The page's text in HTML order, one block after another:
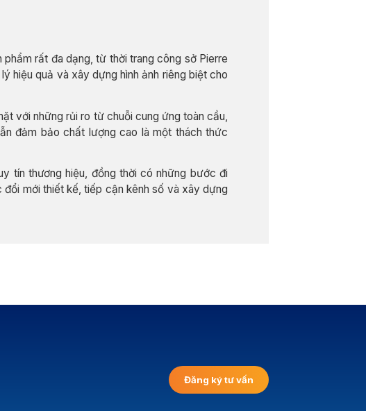
rất đa dạng, từ thời trang công sở Pierre
hiệu quả và xây dựng hình ảnh riêng biệt cho
với những rủi ro từ chuỗi cung ứng toàn cầu,
đảm bảo chất lượng cao là một thách thức
tín thương hiệu, đồng thời có những bước đi
mới thiết kế, tiếp cận kênh số và xây dựng
Đăng ký tư vấn